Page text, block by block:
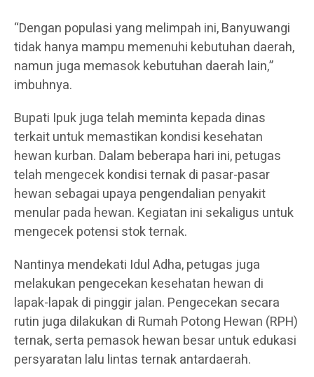
“Dengan populasi yang melimpah ini, Banyuwangi
tidak hanya mampu memenuhi kebutuhan daerah,
namun juga memasok kebutuhan daerah lain,”
imbuhnya.
Bupati Ipuk juga telah meminta kepada dinas
terkait untuk memastikan kondisi kesehatan
hewan kurban. Dalam beberapa hari ini, petugas
telah mengecek kondisi ternak di pasar-pasar
hewan sebagai upaya pengendalian penyakit
menular pada hewan. Kegiatan ini sekaligus untuk
mengecek potensi stok ternak.
Nantinya mendekati Idul Adha, petugas juga
melakukan pengecekan kesehatan hewan di
lapak-lapak di pinggir jalan. Pengecekan secara
rutin juga dilakukan di Rumah Potong Hewan (RPH)
ternak, serta pemasok hewan besar untuk edukasi
persyaratan lalu lintas ternak antardaerah.